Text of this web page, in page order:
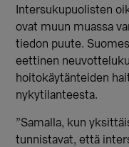
Intersukupuolisten
ovat muun muassa
tiedon puute.
eettinen
hoitokäytänteiden
nykytilanteesta.
”Samalla, kun
tunnistavat, että